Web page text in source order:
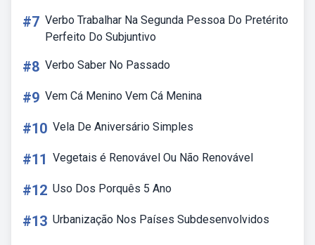
#7 Verbo Trabalhar Na Segunda Pessoa Do Pretérito
Perfeito Do Subjuntivo
#8 Verbo Saber No Passado
#9 Vem Cá Menino Vem Cá Menina
#10 Vela De Aniversário Simples
#11 Vegetais é Renovável Ou Não Renovável
#12 Uso Dos Porquês 5 Ano
#13 Urbanização Nos Países Subdesenvolvidos